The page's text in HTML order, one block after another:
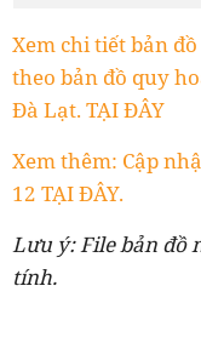
Xem chi tiết bản
theo bản đồ quy
Đà Lạt. TẠI ĐÂY
Xem thêm: Cập
12 TẠI ĐÂY.
Lưu ý: File bản đồ
tính.